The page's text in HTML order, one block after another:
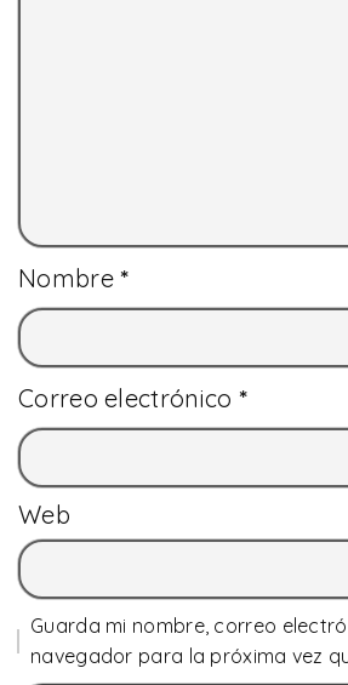
Nombre*
Correo electrónico *
Web
Guarda mi nombre, correo
navegador para la próxima vez